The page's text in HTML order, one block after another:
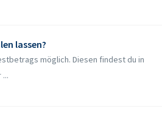
lassen?
möglich. Diesen findest du in